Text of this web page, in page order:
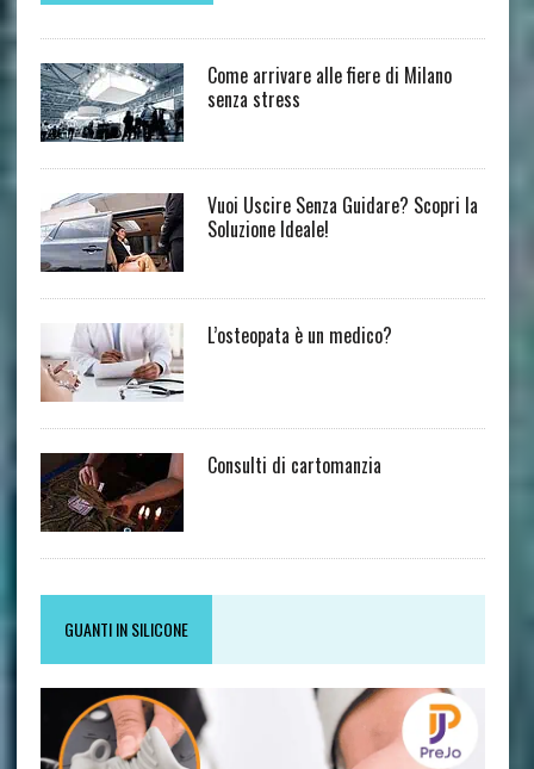
Come arrivare alle fiere di Milano
senza stress
Vuoi Uscire Senza Guidare? Scopri la
Soluzione Ideale!
L’osteopata è un medico?
Consulti di cartomanzia
GUANTI IN SILICONE